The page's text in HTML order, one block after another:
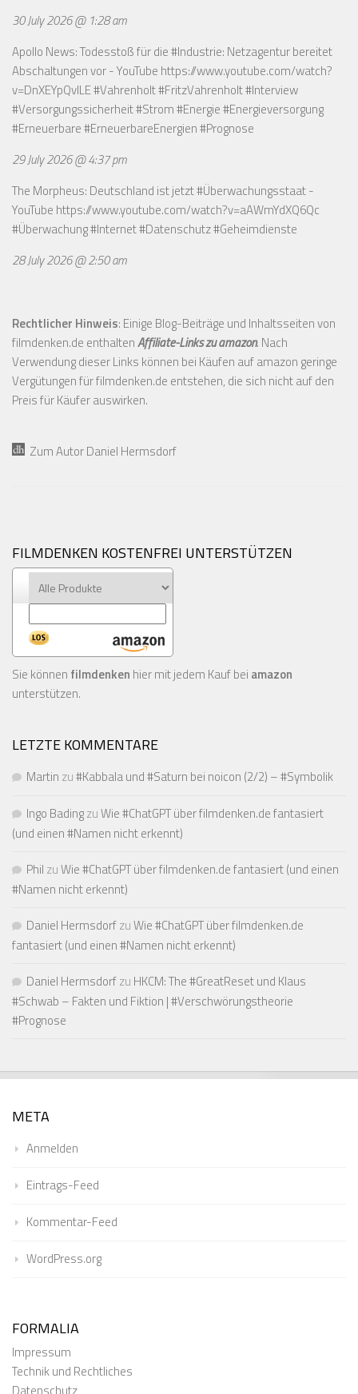
30 July 2026 @ 1:28 am
Apollo News: Todesstoß für die #Industrie: Netzagentur bereitet
Abschaltungen vor - YouTube https://www.youtube.com/watch?
v=DnXEYpQvILE#Vahrenholt #FritzVahrenholt #Interview
#Versorgungssicherheit #Strom #Energie #Energieversorgung
#Erneuerbare #ErneuerbareEnergien #Prognose
29 July 2026 @ 4:37 pm
The Morpheus: Deutschland ist jetzt #Überwachungsstaat -
YouTube https://www.youtube.com/watch?v=aAWmYdXQ6Qc
#Überwachung #Internet #Datenschutz #Geheimdienste
28 July 2026 @ 2:50 am
Rechtlicher Hinweis: Einige Blog-Beiträge und Inhaltsseiten von
filmdenken.de enthaltenAffiliate-Links zu amazon. Nach
Verwendung dieser Links können bei Käufen auf amazon geringe
Vergütungen für filmdenken.de entstehen, die sich nicht auf den
Preis für Käufer auswirken.
Zum Autor Daniel Hermsdorf
FILMDENKEN KOSTENFREI UNTERSTÜTZEN
Sie können filmdenken hier mit jedem Kauf bei amazon
unterstützen.
LETZTE KOMMENTARE
Martin zu#Kabbala und #Saturn bei noicon (2/2) – #Symbolik
Ingo BadingzuWie #ChatGPT über filmdenken.de fantasiert
(und einen #Namen nicht erkennt)
Phil zuWie #ChatGPT über filmdenken.de fantasiert (und einen
#Namen nicht erkennt)
Daniel HermsdorfzuWie #ChatGPT über filmdenken.de
fantasiert (und einen #Namen nicht erkennt)
Daniel Hermsdorfzu HKCM: The #GreatReset und Klaus
#Schwab – Fakten und Fiktion | #Verschwörungstheorie
#Prognose
META
Anmelden
Eintrags-Feed
Kommentar-Feed
WordPress.org
FORMALIA
Impressum
Technik und Rechtliches